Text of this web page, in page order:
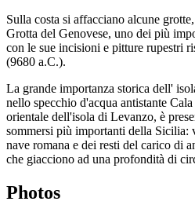
Sulla costa si affacciano alcune
Grotta del Genovese, uno dei più
con le sue incisioni e pitture rupestri
(9680 a.C.).
La grande importanza storica dell'
nello specchio d'acqua antistante
orientale dell'isola di Levanzo, è
sommersi più importanti della
nave romana e dei resti del carico di
che giacciono ad una profondità di
Photos